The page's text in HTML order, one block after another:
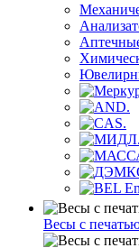
Весы с